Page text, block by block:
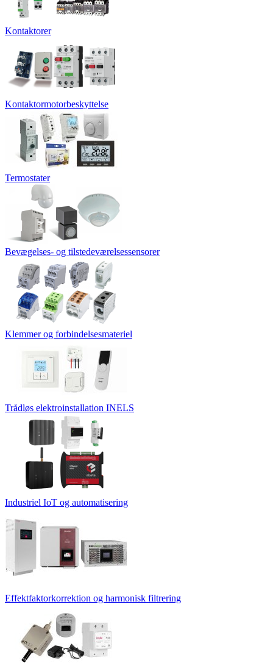
Kontaktorer
Kontaktormotorbeskyttelse
Termostater
Bevægelses- og tilstedeværelsessensorer
Klemmer og forbindelsesmateriel
Trådløs elektroinstallation INELS
Industriel IoT og automatisering
Effektfaktorkorrektion og harmonisk filtrering